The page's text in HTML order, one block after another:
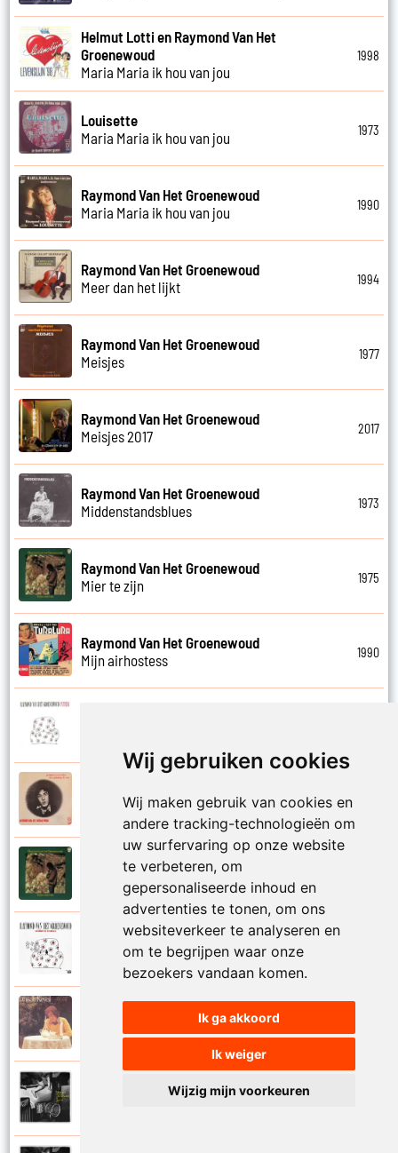
Wij gebruiken cookies
Wij maken gebruik van cookies en
andere tracking-technologieën om
uw surfervaring op onze website
te verbeteren, om
gepersonaliseerde inhoud en
advertenties te tonen, om ons
websiteverkeer te analyseren en
om te begrijpen waar onze
bezoekers vandaan komen.
Ik ga akkoord
Ik weiger
Wijzig mijn voorkeuren
Helmut Lotti en Raymond Van Het
Groenewoud
Maria Maria ik hou van jou
1998
Louisette
Maria Maria ik hou van jou
1973
Raymond Van Het Groenewoud
Maria Maria ik hou van jou
1990
Raymond Van Het Groenewoud
Meer dan het lijkt
1994
Raymond Van Het Groenewoud
Meisjes
1977
Raymond Van Het Groenewoud
Meisjes 2017
2017
Raymond Van Het Groenewoud
Middenstandsblues
1973
Raymond Van Het Groenewoud
Mier te zijn
1975
Raymond Van Het Groenewoud
Mijn airhostess
1990
Mijn lieve schatje
Raymond Van Het Groenewoud
Mijn schoolgaande jeugd
Raymond Van Het Groenewoud
Mijnheer de postbode
Raymond Van Het Groenewoud
Moeder
Raymond Van Het Groenewoud